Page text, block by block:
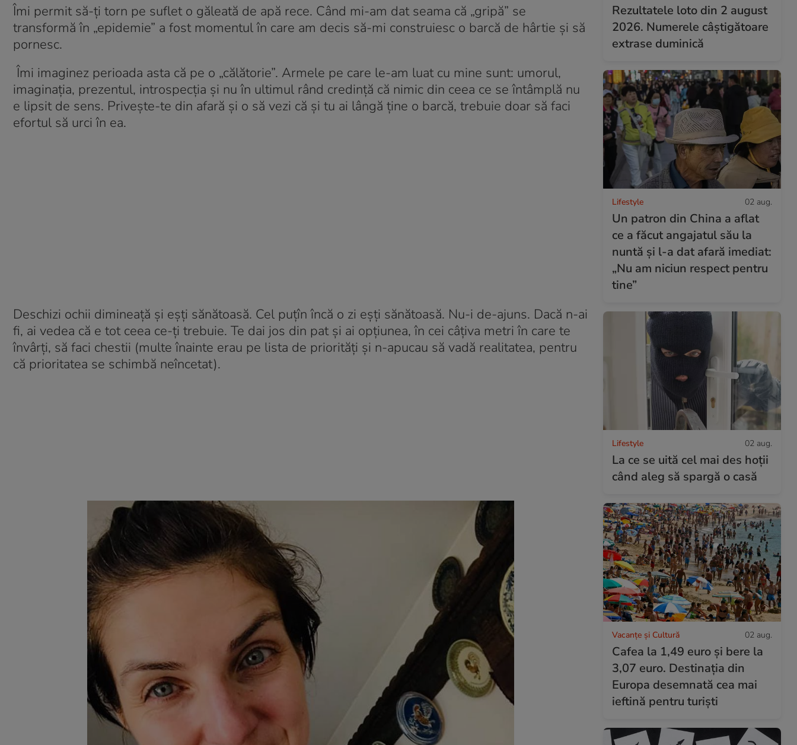
Îmi permit să-ți torn pe suflet o găleată de apă rece. Când mi-am dat seama că „gripă” se
transformă în „epidemie” a fost momentul în care am decis să-mi construiesc o barcă de hârtie și să
pornesc.
Îmi imaginez perioada asta că pe o „călătorie”. Armele pe care le-am luat cu mine sunt: umorul,
imaginația, prezentul, introspecția și nu în ultimul rând credință că nimic din ceea ce se întâmplă nu
e lipsit de sens. Privește-te din afară și o să vezi că și tu ai lângă ține o barcă, trebuie doar să faci
efortul să urci în ea.
Deschizi ochii dimineață și eșți sănătoasă. Cel puțîn încă o zi eșți sănătoasă. Nu-i de-ajuns. Dacă n-ai
fi, ai vedea că e tot ceea ce-ți trebuie. Te dai jos din pat și ai opțiunea, în cei câțiva metri în care te
învârți, să faci chestii (multe înainte erau pe lista de priorități și n-apucau să vadă realitatea, pentru
că prioritatea se schimbă neîncetat).
Rezultatele loto din 2 august
2026. Numerele câștigătoare
extrase duminică
Lifestyle 02 aug.
Un patron din China a aflat
ce a făcut angajatul său la
nuntă și l-a dat afară imediat:
„Nu am niciun respect pentru
tine”
Lifestyle 02 aug.
La ce se uită cel mai des hoții
când aleg să spargă o casă
Vacanțe și Cultură 02 aug.
Cafea la 1,49 euro și bere la
3,07 euro. Destinația din
Europa desemnată cea mai
ieftină pentru turiști